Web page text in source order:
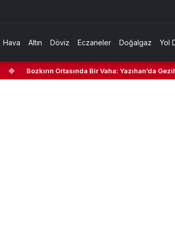
Hava Altın Döviz Eczaneler Doğalgaz Yol
Bozkırın Ortasında Bir Vaha: Yazıhan’da